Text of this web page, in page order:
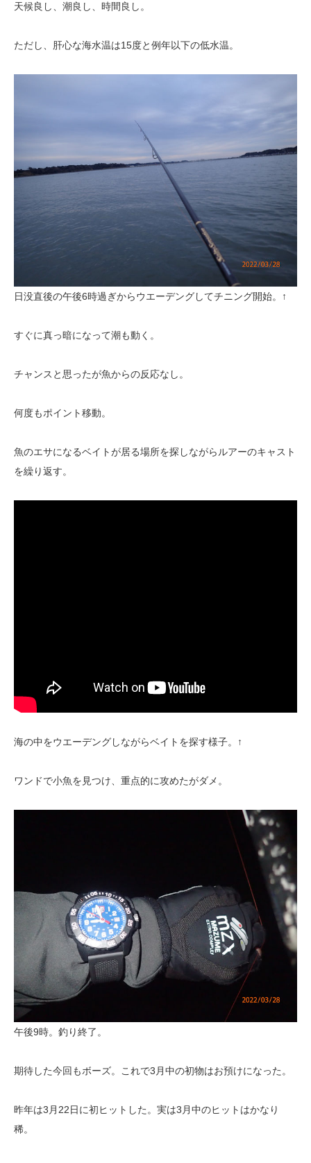
天候良し、潮良し、時間良し。
ただし、肝心な海水温は15度と例年以下の低水温。
日没直後の午後6時過ぎからウエーデングしてチニング開始。↑
すぐに真っ暗になって潮も動く。
チャンスと思ったが魚からの反応なし。
何度もポイント移動。
魚のエサになるベイトが居る場所を探しながらルアーのキャスト
を繰り返す。
海の中をウエーデングしながらベイトを探す様子。↑
ワンドで小魚を見つけ、重点的に攻めたがダメ。
午後9時。釣り終了。
期待した今回もボーズ。これで3月中の初物はお預けになった。
昨年は3月22日に初ヒットした。実は3月中のヒットはかなり
稀。